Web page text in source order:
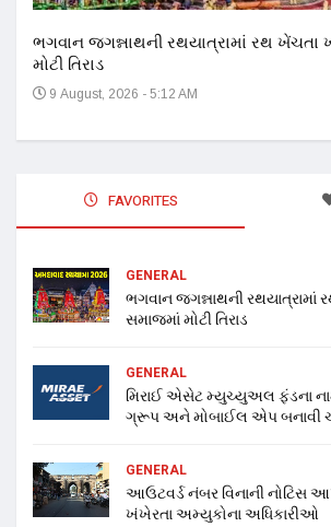
ભગવાન જગન્નાથની રથયાત્રામાં રથ ખેંચતા
મોટી તિરાડ
9 August, 2026 - 5:12 AM
FAVORITES
GENERAL
ભગવાન જગન્નાથની રથયાત્રામાં
સમાજમાં મોટી તિરાડ
GENERAL
મિરાઈ એસેટ મ્યુચ્યુઅલ ફંડના
ગ્રૂપ અને મોબાઈલ એપ બનાવી
GENERAL
આઉટવર્ડ નંબર વિનાની નોટિસ
ખંખેરતા અમ્યુકોના અધિકારીઓ